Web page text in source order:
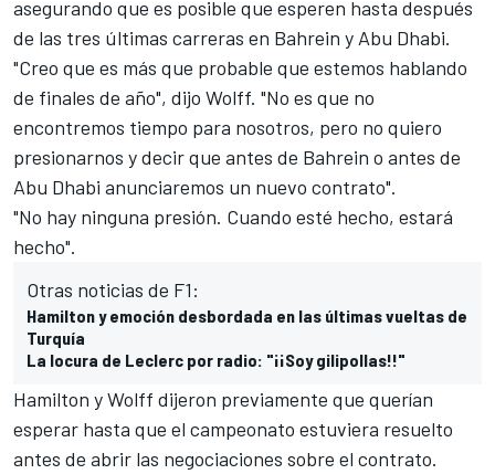
asegurando que es posible que esperen hasta después
de las tres últimas carreras en Bahrein y Abu Dhabi.
"Creo que es más que probable que estemos hablando
de finales de año", dijo Wolff. "No es que no
encontremos tiempo para nosotros, pero no quiero
presionarnos y decir que antes de Bahrein o antes de
Abu Dhabi anunciaremos un nuevo contrato".
"No hay ninguna presión. Cuando esté hecho, estará
hecho".
Otras noticias de F1:
Hamilton y emoción desbordada en las últimas vueltas de
Turquía
La locura de Leclerc por radio: "¡¡Soy gilipollas!!"
Hamilton y Wolff dijeron previamente que querían
esperar hasta que el campeonato estuviera resuelto
antes de abrir las negociaciones sobre el contrato.